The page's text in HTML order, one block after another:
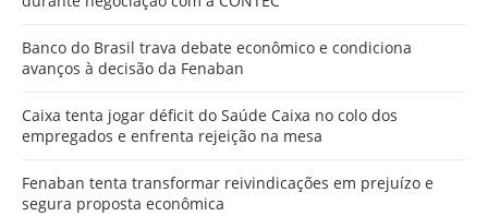
Banco do Brasil trava debate econômico e condiciona
avanços à decisão da Fenaban
Caixa tenta jogar déficit do Saúde Caixa no colo dos
empregados e enfrenta rejeição na mesa
Fenaban tenta transformar reivindicações em prejuízo e
segura proposta econômica